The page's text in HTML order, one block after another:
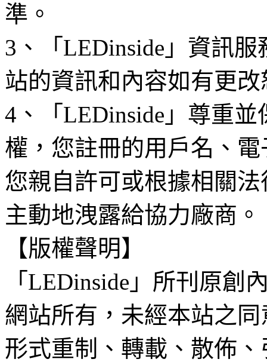
準。
3、「LEDinside」資訊
站的資訊和內容如有更
4、「LEDinside」尊重
權，您註冊的用戶名、
您親自許可或根據相關
主動地洩露給協力廠商。
【版權聲明】
「LEDinside」所刊原創
網站所有，未經本站之
形式重制、轉載、散佈